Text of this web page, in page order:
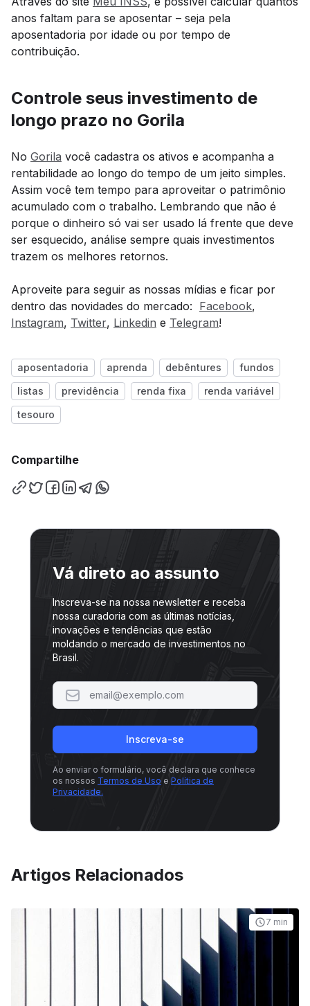
anos faltam para se aposentar – seja pela
aposentadoria por idade ou por tempo de
contribuição.
Controle seus investimento de
longo prazo no Gorila
No Gorila você cadastra os ativos e acompanha a
rentabilidade ao longo do tempo de um jeito simples.
Assim você tem tempo para aproveitar o patrimônio
acumulado com o trabalho. Lembrando que não é
porque o dinheiro só vai ser usado lá frente que deve
ser esquecido, análise sempre quais investimentos
trazem os melhores retornos.
Aproveite para seguir as nossas mídias e ficar por
dentro das novidades do mercado: Facebook,
Instagram, Twitter, Linkedin e Telegram!
aposentadoria aprenda debêntures
fundos
listas
previdência renda fixa
renda variável
tesouro
Compartilhe
Vá direto ao assunto
Inscreva-se na nossa newsletter e receba
nossa curadoria com as últimas notícias,
inovações e tendências que estão
moldando o mercado de investimentos no
Brasil.
Inscreva-se
Ao enviar o formulário, você declara que conhece
os nossos Termos de Uso e Política de
Privacidade.
Artigos Relacionados
7 min